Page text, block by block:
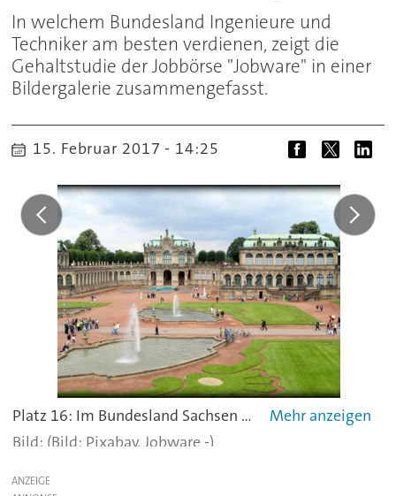
In welchem Bundesland Ingenieure und
Techniker am besten verdienen, zeigt die
Gehaltstudie der Jobbörse "Jobware" in einer
Bildergalerie zusammengefasst.
15. Februar 2017 - 14:25
Platz 16: Im Bundesland Sachsen verdienen Ingenieure und Techniker mit einem Jahresgehalt von 43.422 Euro im Vergleich am wenigsten.
(Bild: Pixabay, Jobware -)
ANZEIGE